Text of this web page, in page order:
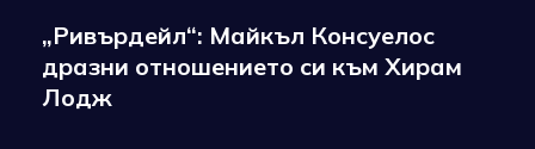
„Ривърдейл“: Майкъл Консуелос
дразни отношението си към Хирам
Лодж